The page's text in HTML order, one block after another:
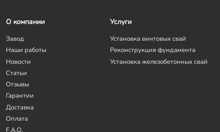
О компании
Завод
Наши работы
Новости
Статьи
Отзывы
Гарантии
Доставка
Оплата
F.A.Q.
Услуги
Установка винтовых свай
Реконструкция фундамента
Установка железобетонных свай